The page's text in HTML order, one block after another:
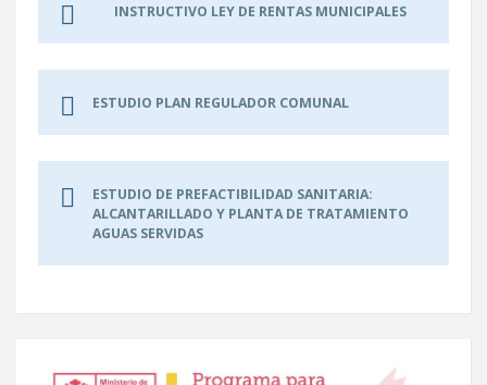
INSTRUCTIVO LEY DE RENTAS MUNICIPALES
ESTUDIO PLAN REGULADOR COMUNAL
ESTUDIO DE PREFACTIBILIDAD SANITARIA:
ALCANTARILLADO Y PLANTA DE TRATAMIENTO
AGUAS SERVIDAS